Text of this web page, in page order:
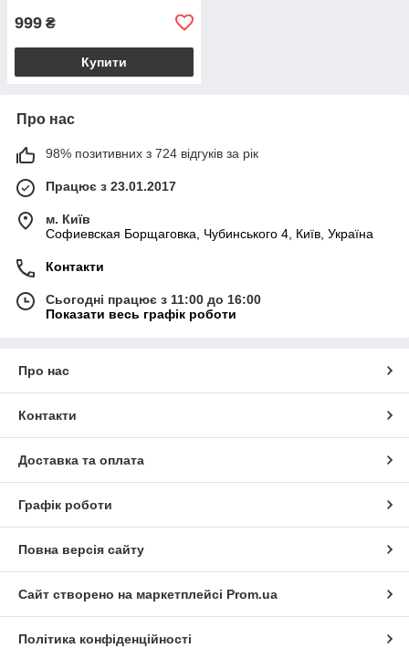
999 ₴
Купити
Про нас
98% позитивних з 724 відгуків за рік
Працює з 23.01.2017
м. Київ
Софиевская Борщаговка, Чубинського 4, Київ, Україна
Контакти
Сьогодні працює з 11:00 до 16:00
Показати весь графік роботи
Про нас
Контакти
Доставка та оплата
Графік роботи
Повна версія сайту
Сайт створено на маркетплейсі Prom.ua
Політика конфіденційності